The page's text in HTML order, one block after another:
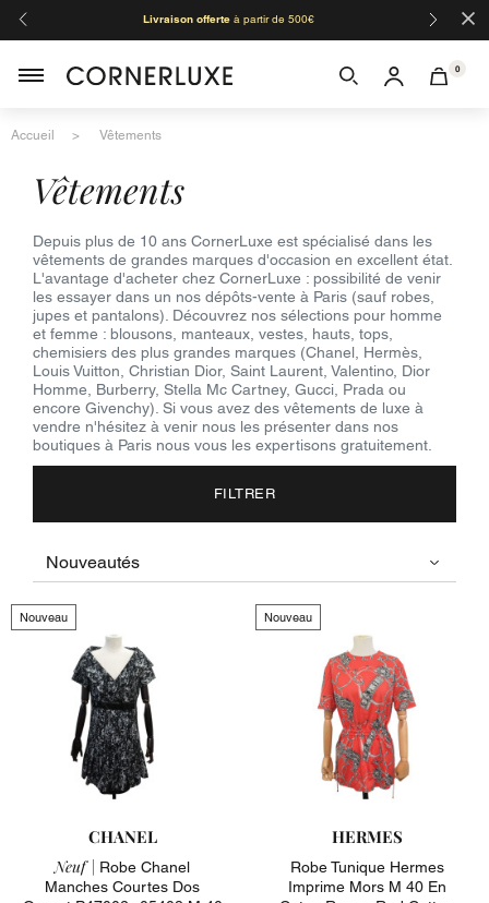
Livraison offerteà partir de 500€ ×
0
Accueil Vêtements
vêtements
Depuis plus de 10 ans CornerLuxe est spécialisé dans les
vêtements de grandes marques d'occasion en excellent état.
L'avantage d'acheter chez CornerLuxe : possibilité de venir
les essayer dans un nos dépôts-vente à Paris (sauf robes,
jupes et pantalons). Découvrez nos sélections pour homme
et femme : blousons, manteaux, vestes, hauts, tops,
chemisiers des plus grandes marques (Chanel, Hermès,
Louis Vuitton, Christian Dior, Saint Laurent, Valentino, Dior
Homme, Burberry, Stella Mc Cartney, Gucci, Prada ou
encore Givenchy). Si vous avez des vêtements de luxe à
vendre n'hésitez à venir nous les présenter dans nos
boutiques à Paris nous vous les expertisons gratuitement.
FILTRER
Nouveau
CHANEL
Neuf | Robe Chanel
Manches Courtes Dos
Nouveau
HERMES
Robe Tunique Hermes
Imprime Mors M 40 En